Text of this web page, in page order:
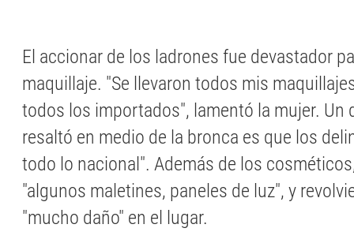
El accionar de los ladrones fue devastador
maquillaje. "Se llevaron todos mis
todos los importados", lamentó la mujer. Un
resaltó en medio de la bronca es que los
todo lo nacional". Además de los
"algunos maletines, paneles de luz", y
"mucho daño" en el lugar.